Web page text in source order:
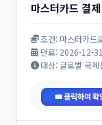
마스터카드 결
조건: 마스터카드
만료: 2026-12-31
대상: 글로벌 국제
MAP3